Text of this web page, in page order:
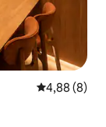
4,88 de uma
4,88 (8)